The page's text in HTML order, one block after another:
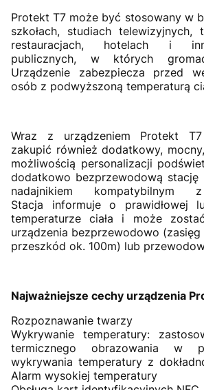
Protekt T7 może być stosowany w
szkołach, studiach telewizyjnych,
restauracjach, hotelach i
publicznych, w których
Urządzenie zabezpiecza przed
osób z podwyższoną temperaturą
Wraz z urządzeniem Protekt
zakupić również dodatkowy,
możliwością personalizacji
dodatkowo bezprzewodową
nadajnikiem
Stacja informuje o prawidłowej
temperaturze ciała i może
urządzenia bezprzewodowo
przeszkód ok. 100m) lub
Najważniejsze cechy urządzenia
Rozpoznawanie twarzy
Wykrywanie temperatury:
termicznego obrazowania w
wykrywania temperatury z
Alarm wysokiej temperatury